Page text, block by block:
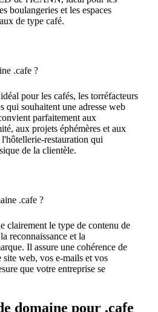
boulangeries et les espaces
de type café.
.cafe ?
pour les cafés, les torréfacteurs
qui souhaitent une adresse web
parfaitement aux
aux projets éphémères et aux
restauration qui
de la clientèle.
.cafe ?
clairement le type de contenu de
reconnaissance et la
Il assure une cohérence de
web, vos e-mails et vos
que votre entreprise se
domaine pour .cafe